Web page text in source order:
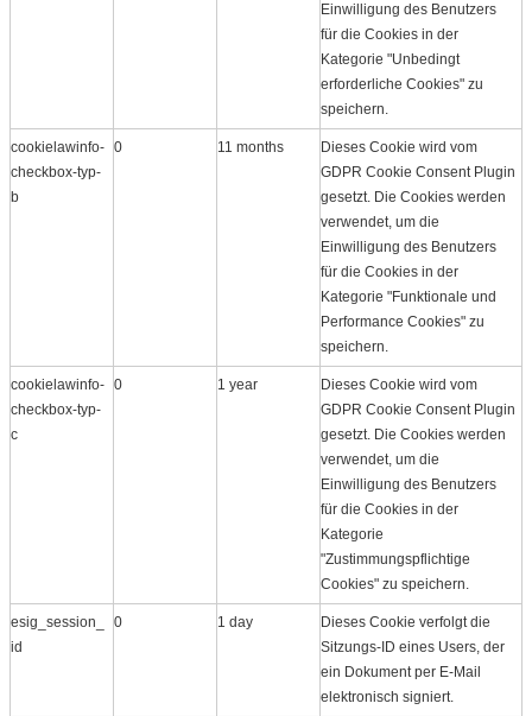
Einwilligung des Benutzers
für die Cookies in der
Kategorie "Unbedingt
erforderliche Cookies" zu
speichern.
cookielawinfo-
checkbox-typ-
b
0 11 months
Dieses Cookie wird vom
GDPR Cookie Consent Plugin
gesetzt. Die Cookies werden
verwendet, um die
Einwilligung des Benutzers
für die Cookies in der
Kategorie "Funktionale und
Performance Cookies" zu
speichern.
cookielawinfo-
checkbox-typ-
c
0 1 year
Dieses Cookie wird vom
GDPR Cookie Consent Plugin
gesetzt. Die Cookies werden
verwendet, um die
Einwilligung des Benutzers
für die Cookies in der
Kategorie
"Zustimmungspflichtige
Cookies" zu speichern.
esig_session_
id
0 1 day
Dieses Cookie verfolgt die
Sitzungs-ID eines Users, der
ein Dokument per E-Mail
elektronisch signiert.